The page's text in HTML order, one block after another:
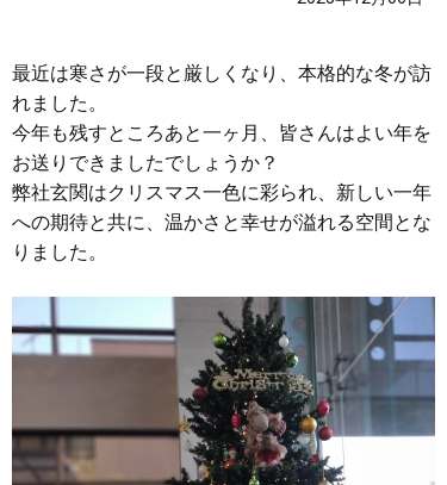
最近は寒さが一段と厳しくなり、本格的な冬が訪
れました。
今年も残すところあと一ヶ月、皆さんはよい年を
お送りできましたでしょうか？
弊社玄関はクリスマス一色に彩られ、新しい一年
への期待と共に、温かさと幸せが溢れる空間とな
りました。